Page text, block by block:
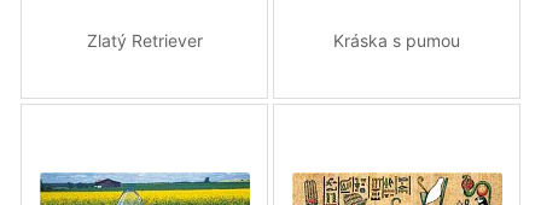
Zlatý Retriever Kráska s pumou